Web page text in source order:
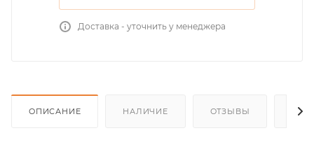
Доставка - уточнить у менеджера
ОПИСАНИЕ НАЛИЧИЕ ОТЗЫВЫ